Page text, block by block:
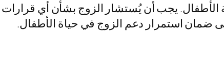
الأطفال. يجب أن يُستشار الزوج بشأن أي
إلى ضمان استمرار دعم الزوج في حياة الأطفال.